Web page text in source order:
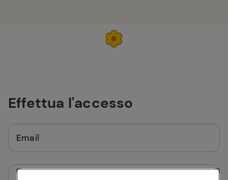
Effettua l'accesso
Email